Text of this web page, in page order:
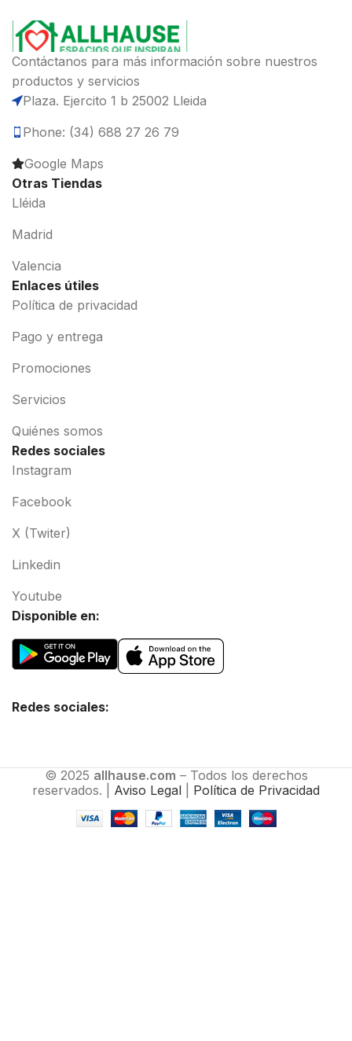
Contáctanos para más información sobre nuestros
productos y servicios
Plaza. Ejercito 1 b 25002 Lleida
Phone: (34) 688 27 26 79
Google Maps
Otras Tiendas
Lléida
Madrid
Valencia
Enlaces útiles
Política de privacidad
Pago y entrega
Promociones
Servicios
Quiénes somos
Redes sociales
Instagram
Facebook
X (Twiter)
Linkedin
Youtube
Disponible en:
Redes sociales:
© 2025 allhause.com – Todos los derechos
reservados. | Aviso Legal Política de Privacidad